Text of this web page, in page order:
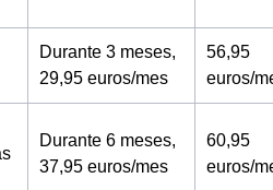
Durante 3 meses,
29,95 euros/mes
56,95
euros/
Durante 6 meses,
37,95 euros/mes
60,95
euros/